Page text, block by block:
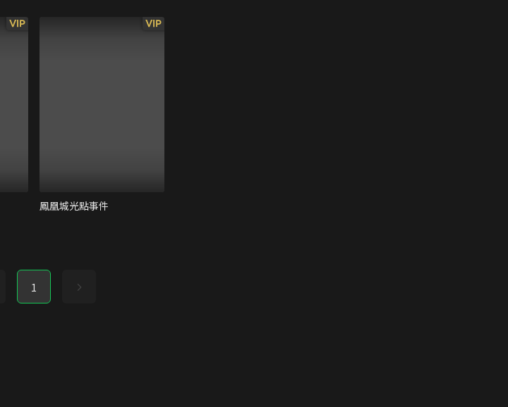
VIP VIP
鳳凰城光點事件
1